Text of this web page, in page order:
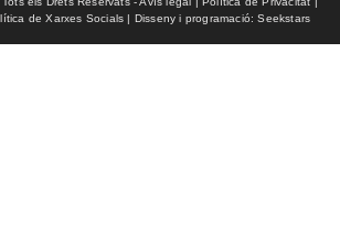
de Xarxes Socials | Disseny i programació: Seekstars